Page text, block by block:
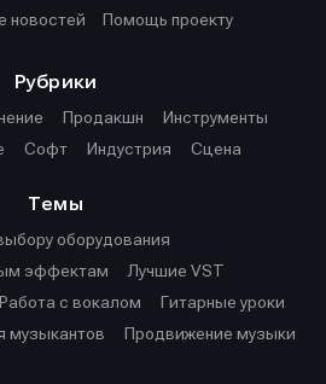
новостей
Помощь проекту
Рубрики
Продакшн
Инструменты
Софт Индустрия Сцена
Темы
оборудования
эффектам
Лучшие VST
Работа с вокалом
Гитарные уроки
музыкантов
Продвижение музыки